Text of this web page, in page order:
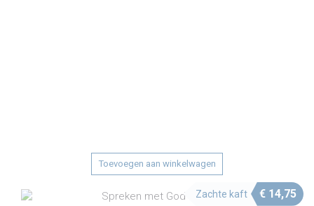
Toevoegen aan winkelwagen
Zachte kaft € 14,75